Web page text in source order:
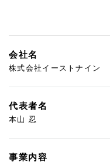
会社名
株式会社イーストナイン
代表者名
本山 忍
事業内容